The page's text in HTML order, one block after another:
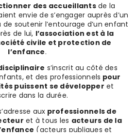
des accueillantsde la
envie de s’engager auprès d’un
soutenir l’entourage d’un enfant
de lui, l’association est à la
civile et protection de
l’enfance.
s’inscrit au côté des
et des professionnels pour
puissent se développer et
dans la durée.
aux professionnels de
et à tous les acteurs de la
(acteurs publiques et